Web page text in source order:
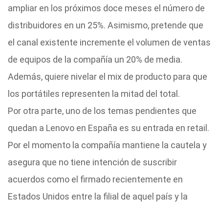
ampliar en los próximos doce meses el número de
distribuidores en un 25%. Asimismo, pretende que
el canal existente incremente el volumen de ventas
de equipos de la compañía un 20% de media.
Además, quiere nivelar el mix de producto para que
los portátiles representen la mitad del total.
Por otra parte, uno de los temas pendientes que
quedan a Lenovo en España es su entrada en retail.
Por el momento la compañía mantiene la cautela y
asegura que no tiene intención de suscribir
acuerdos como el firmado recientemente en
Estados Unidos entre la filial de aquel país y la